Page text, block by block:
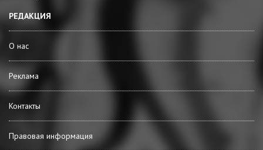
РЕДАКЦИЯ
О нас
Реклама
Контакты
Правовая информация